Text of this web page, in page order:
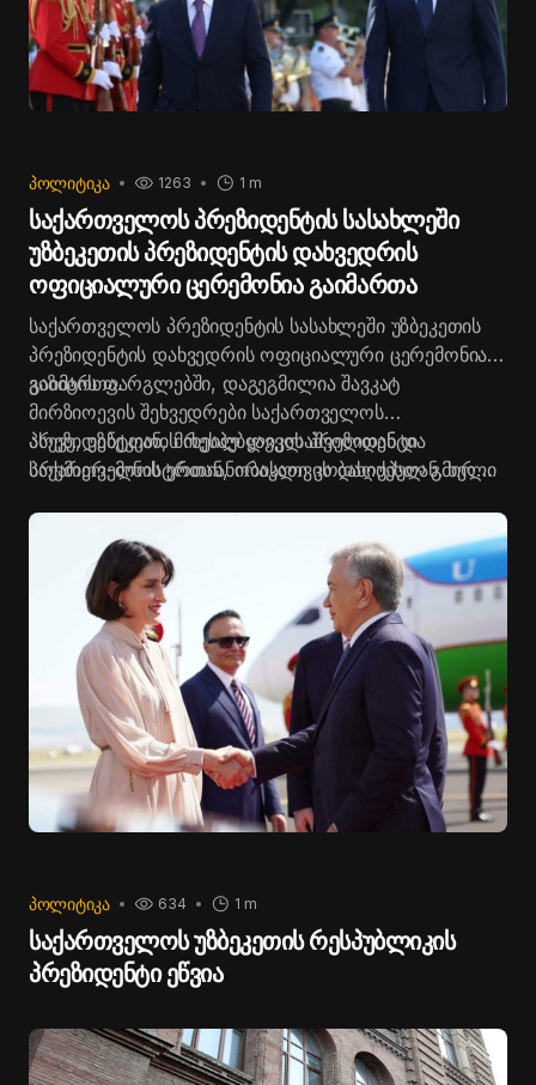
ᲞᲝᲚᲘᲢᲘᲙᲐ 1 m
1263
საქართველოს პრეზიდენტის სასახლეში
უზბეკეთის პრეზიდენტის დახვედრის
ოფიციალური ცერემონია გაიმართა
საქართველოს პრეზიდენტის სასახლეში უზბეკეთის
პრეზიდენტის დახვედრის ოფიციალური ცერემონია
გაიმართა.
ვიზიტის ფარგლებში, დაგეგმილია შავკატ
მირზიოევის შეხვედრები საქართველოს
პრეზიდენტთან, მიხეილ ყაველაშვილთან და
პრემიერ-მინისტრთან, ირაკლი კობახიძესთან. ხელი
და ურთიერთგაგების მემორანდუმს.
ასევე, უზბეკეთის რესპუბლიკის პრეზიდენტი
საქართველოს ერთიანობისათვის დაღუპულ გმირთა
ნავოის მონუმენტის გახსნის ღონისძიებას დაესწრება.
ᲞᲝᲚᲘᲢᲘᲙᲐ 1 m
634
საქართველოს უზბეკეთის რესპუბლიკის
პრეზიდენტი ეწვია